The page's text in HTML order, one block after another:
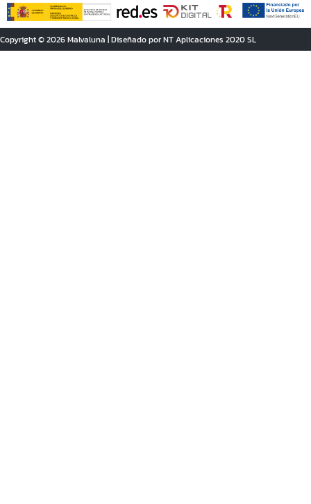
Copyright © 2026 Malvaluna | Diseñado por NT Aplicaciones 2020 SL